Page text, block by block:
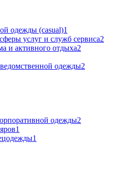
одежды (casual)1
услуг и служб сервиса2
и активного отдыха2
одежды2
одежды2
1
1